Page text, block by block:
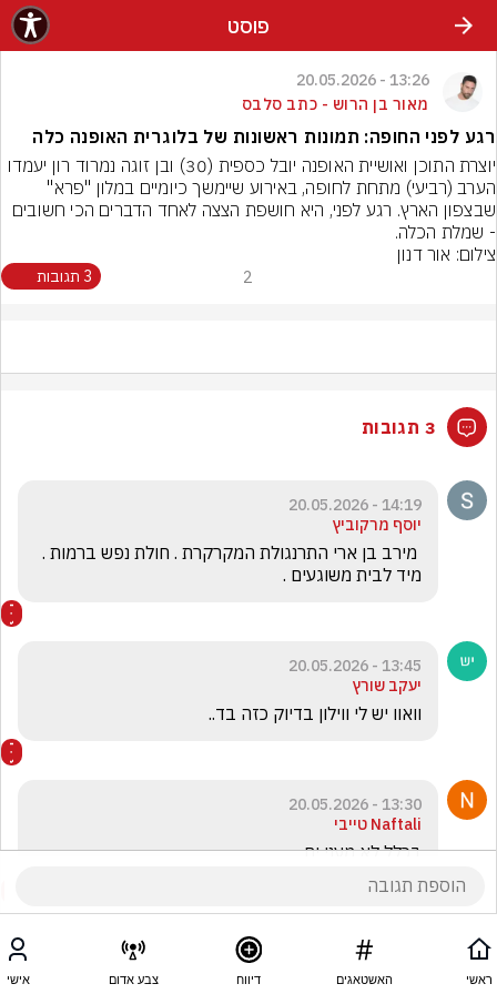
פוסט
13:26 - 20.05.2026
מאור בן הרוש - כתב סלבס
רגע לפני החופה: תמונות ראשונות של בלוגרית האופנה כלה
- שמלת הכלה.
צילום: אור דנון
2 3 תגובות
3 תגובות
14:19 - 20.05.2026
יוסף מרקוביץ
מיד לבית משוגעים .
13:45 - 20.05.2026
יעקב שורץ
וואוו יש לי ווילון בדיוק כזה בד..
13:30 - 20.05.2026
Naftali טייבי
בכלל לא מעני ים ...
ראשי האשטאגים דיווח צבע אדום אישי